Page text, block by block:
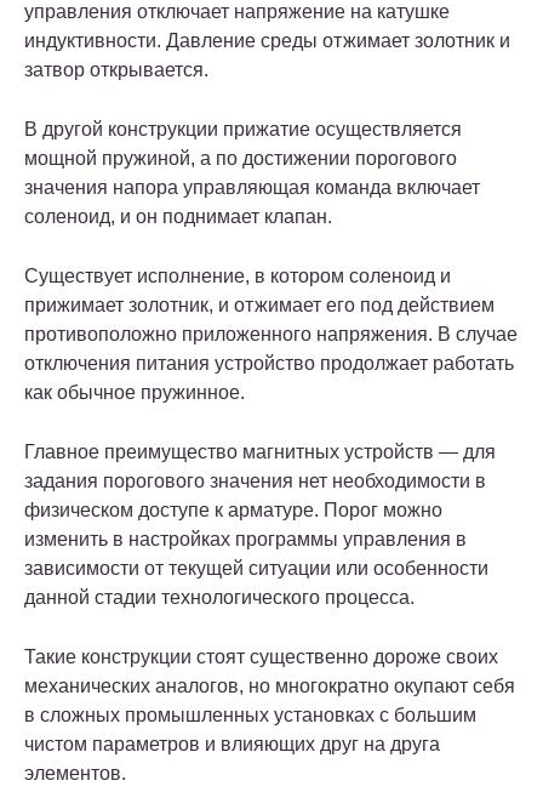
управления отключает напряжение на катушке
индуктивности. Давление среды отжимает золотник и
затвор открывается.
В другой конструкции прижатие осуществляется
мощной пружиной, а по достижении порогового
значения напора управляющая команда включает
соленоид, и он поднимает клапан.
Существует исполнение, в котором соленоид и
прижимает золотник, и отжимает его под действием
противоположно приложенного напряжения. В случае
отключения питания устройство продолжает работать
как обычное пружинное.
Главное преимущество магнитных устройств — для
задания порогового значения нет необходимости в
физическом доступе к арматуре. Порог можно
изменить в настройках программы управления в
зависимости от текущей ситуации или особенности
данной стадии технологического процесса.
Такие конструкции стоят существенно дороже своих
механических аналогов, но многократно окупают себя
в сложных промышленных установках с большим
чистом параметров и влияющих друг на друга
элементов.